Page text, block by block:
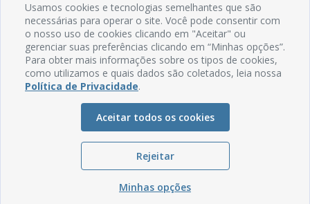
Email: comunicacao@mamanguape.pb.gov.br
Expediente: Segunda à Sexta, das 08h às 13h
Mapa do Site
Perguntas frequentes
Glossário
Ouvidoria
Serviços Internos
Política de Privacidade
Usamos cookies e tecnologias semelhantes que são
necessárias para operar o site. Você pode consentir com
o nosso uso de cookies clicando em "Aceitar" ou
gerenciar suas preferências clicando em “Minhas opções”.
Para obter mais informações sobre os tipos de cookies,
como utilizamos e quais dados são coletados, leia nossa
Política de Privacidade.
Aceitar todos os cookies
Rejeitar
Minhas opções